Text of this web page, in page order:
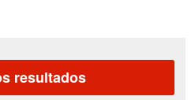
resultados